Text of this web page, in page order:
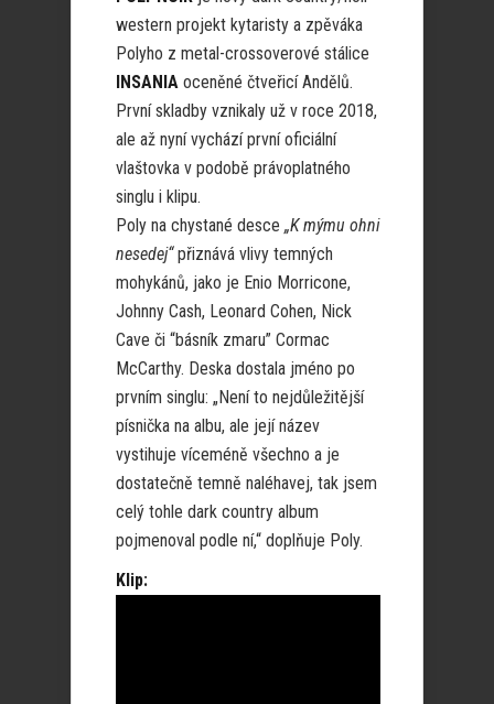
western projekt kytaristy a zpěváka
Polyho z metal-crossoverové stálice
INSANIA oceněné čtveřicí Andělů.
První skladby vznikaly už v roce 2018,
ale až nyní vychází první oficiální
vlaštovka v podobě právoplatného
singlu i klipu.
Poly na chystané desce „K mýmu ohni
nesedej“přiznává vlivy temných
mohykánů, jako je Enio Morricone,
Johnny Cash, Leonard Cohen, Nick
Cave či “básník zmaru” Cormac
McCarthy. Deska dostala jméno po
prvním singlu: „Není to nejdůležitější
písnička na albu, ale její název
vystihuje víceméně všechno a je
dostatečně temně naléhavej, tak jsem
celý tohle dark country album
pojmenoval podle ní,“ doplňuje Poly.
Klip: